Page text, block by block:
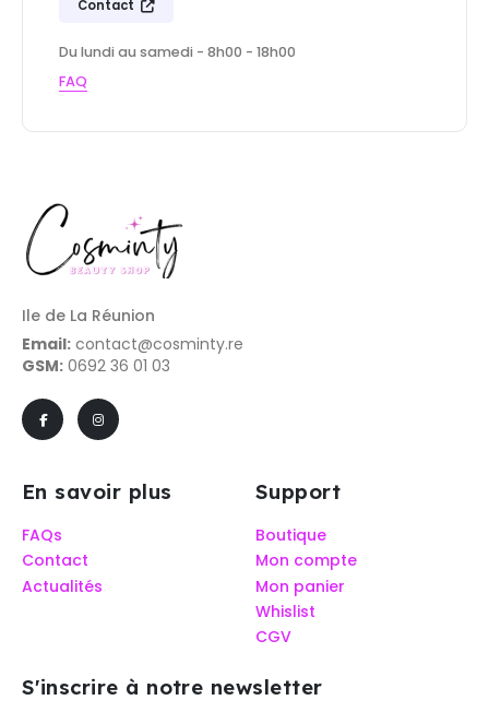
Contact
Du lundi au samedi - 8h00 - 18h00
FAQ
Ile de La Réunion
Email: contact@cosminty.re
GSM: 0692 36 01 03
En savoir plus
FAQs
Contact
Actualités
Support
Boutique
Mon compte
Mon panier
Whislist
CGV
S'inscrire à notre newsletter